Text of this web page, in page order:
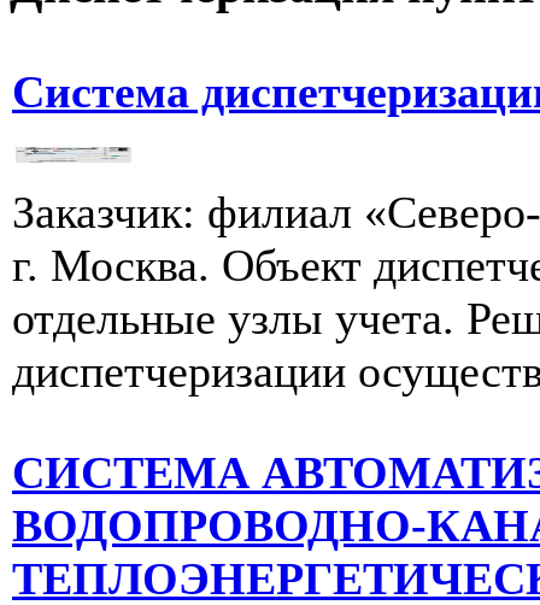
Система
Заказчик: филиал
г. Москва. Объект
отдельные узлы учета.
диспетчеризации
СИСТЕМА
ВОДОПРОВОДНО-